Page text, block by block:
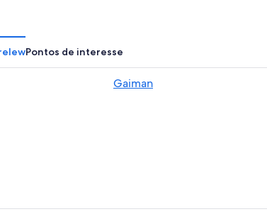
Pontos de interesse
Gaiman